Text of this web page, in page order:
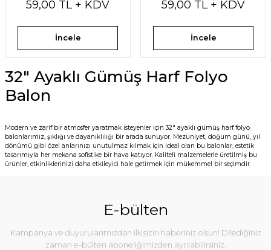
59,00 TL + KDV
İncele
59,00 TL + KDV
İncele
32″ Ayaklı Gümüş Harf Folyo
Balon
Modern ve zarif bir atmosfer yaratmak isteyenler için 32″ ayaklı gümüş harf folyo
balonlarımız, şıklığı ve dayanıklılığı bir arada sunuyor. Mezuniyet, doğum günü, yıl
dönümü gibi özel anlarınızı unutulmaz kılmak için ideal olan bu balonlar, estetik
tasarımıyla her mekana sofistike bir hava katıyor. Kaliteli malzemelerle üretilmiş bu
ürünler, etkinliklerinizi daha etkileyici hale getirmek için mükemmel bir seçimdir.
E-bülten
Kampanya ve duyurularımızdan ilk sizin haberiniz olsun! Dilediğiniz
zaman e-bülten aboneliğimizden ayrılabilirsiniz.